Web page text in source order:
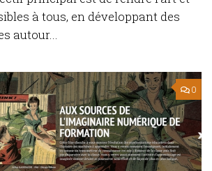
à tous, en développant des
autour...
0